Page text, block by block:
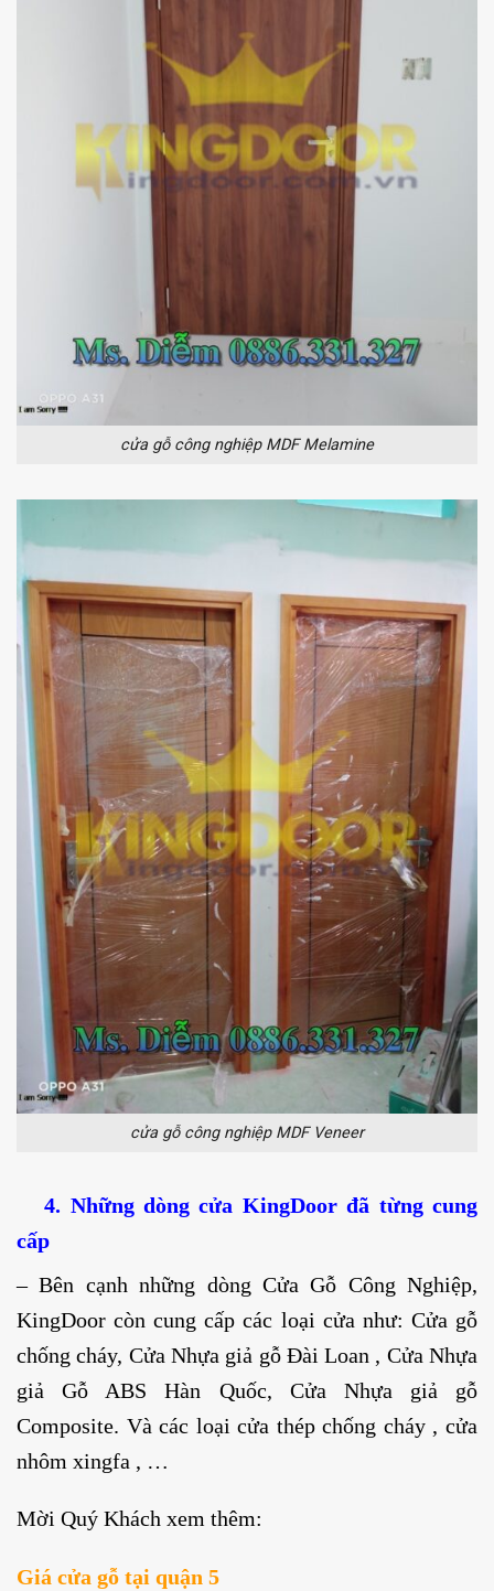
cửa gỗ công nghiệp MDF Melamine
cửa gỗ công nghiệp MDF Veneer
4. Những dòng cửa KingDoor đã từng cung
cấp
– Bên cạnh những dòng Cửa Gỗ Công Nghiệp,
KingDoor còn cung cấp các loại cửa như: Cửa gỗ
chống cháy, Cửa Nhựa giả gỗ Đài Loan , Cửa Nhựa
giả Gỗ ABS Hàn Quốc, Cửa Nhựa giả gỗ
Composite. Và các loại cửa thép chống cháy , cửa
nhôm xingfa , …
Mời Quý Khách xem thêm:
Giá cửa gỗ tại quận 5